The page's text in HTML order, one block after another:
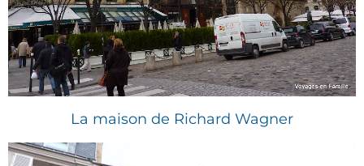
La maison de Richard Wagner